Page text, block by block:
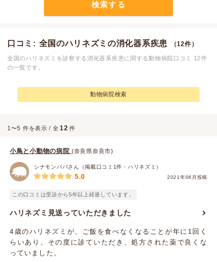
検索する
口コミ: 全国のハリネズミの消化器系疾患 （12件）
全国のハリネズミを診察する消化器系疾患に関する動物病院口コミ 12件
の一覧です。
動物病院検索
1〜5 件を表示 / 全 12 件
小鳥と小動物の病院 (奈良県奈良市)
シナモンパパさん（掲載口コミ1件・ハリネズミ）
2021年06月投稿
5.0
この口コミは受診から5年以上経過しています。
ハリネズミ見送っていただきました
4歳のハリネズミが、ご飯を食べなくなることが年に1回く
らいあり、その度に診ていただき、処方された薬で良くな
っていました。